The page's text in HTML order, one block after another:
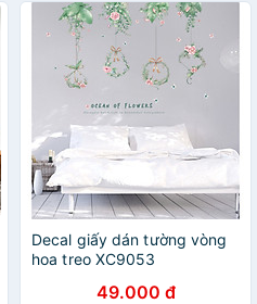
Decal giấy dán tường vòng
hoa treo XC9053
49.000 đ